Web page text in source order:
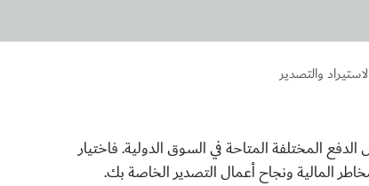
والتصدير
المختلفة المتاحة في السوق الدولية. فاختيار
المالية ونجاح أعمال التصدير الخاصة بك.